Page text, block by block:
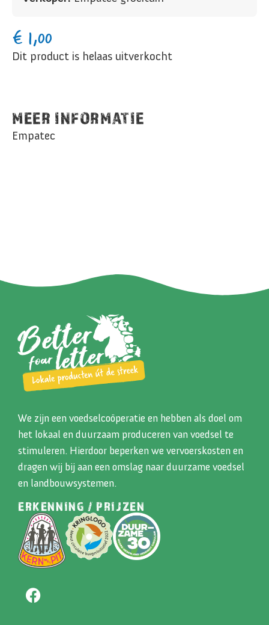
€ 1,00
Dit product is helaas uitverkocht
MEER INFORMATIE
Empatec
We zijn een voedselcoöperatie en hebben als doel om
het lokaal en duurzaam produceren van voedsel te
stimuleren. Hierdoor beperken we vervoerskosten en
dragen wij bij aan een omslag naar duurzame voedsel
en landbouwsystemen.
ERKENNING / PRIJZEN